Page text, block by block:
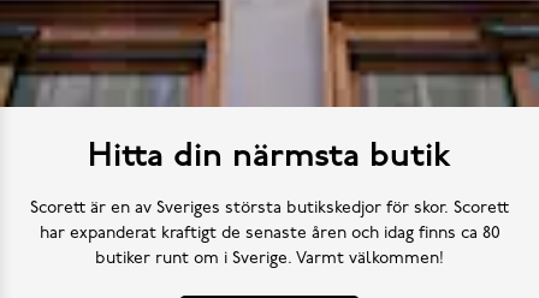
Hitta din närmsta butik
Scorett är en av Sveriges största butikskedjor för skor. Scorett
har expanderat kraftigt de senaste åren och idag finns ca 80
butiker runt om i Sverige. Varmt välkommen!